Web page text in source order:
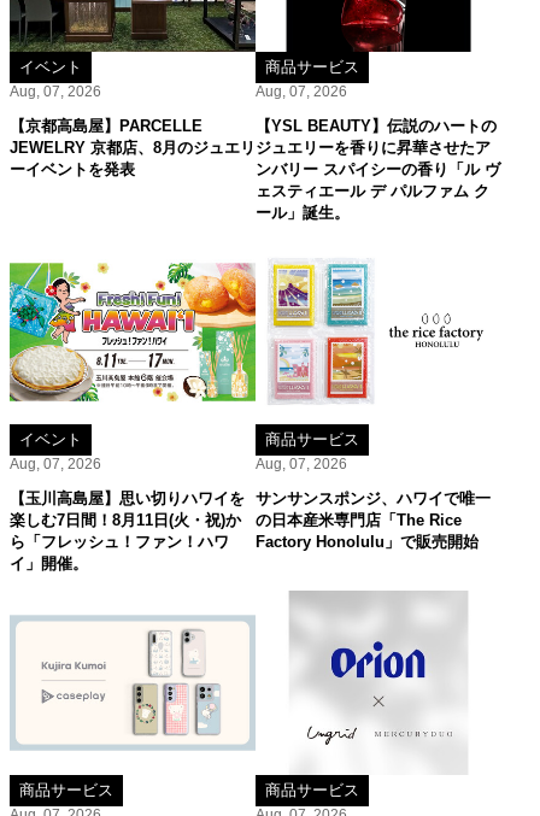
イベント
Aug, 07, 2026
【京都高島屋】PARCELLE
JEWELRY 京都店、8月のジュエリ
ーイベントを発表
商品サービス
Aug, 07, 2026
【YSL BEAUTY】伝説のハートの
ジュエリーを香りに昇華させたア
ンバリー スパイシーの香り「ル ヴ
ェスティエール デ パルファム ク
ール」誕生。
イベント
Aug, 07, 2026
【玉川高島屋】思い切りハワイを
楽しむ7日間！8月11日(火・祝)か
ら「フレッシュ！ファン！ハワ
イ」開催。
商品サービス
Aug, 07, 2026
サンサンスポンジ、ハワイで唯一
の日本産米専門店「The Rice
Factory Honolulu」で販売開始
商品サービス 商品サービス